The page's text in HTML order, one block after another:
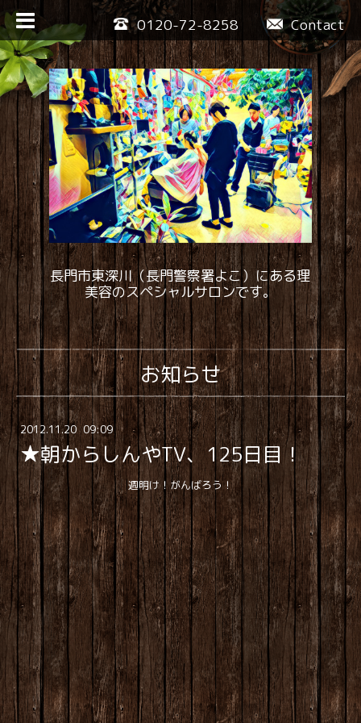
Contact
0120-72-8258
長門市東深川（長門警察署よこ）にある理
美容のスペシャルサロンです。
お知らせ
2012.11.20 09:09
★朝からしんやTV、125日目！
週明け！がんばろう！